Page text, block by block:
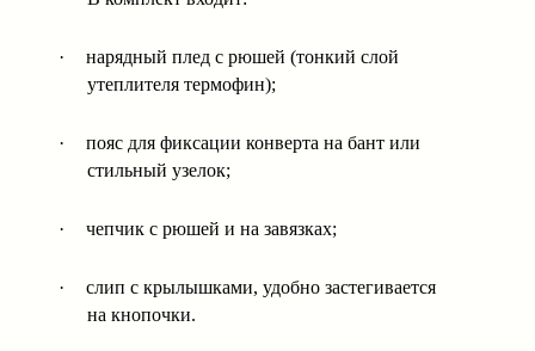
·
нарядный плед с рюшей (тонкий слой
утеплителя термофин);
·
пояс для фиксации конверта на бант или
стильный узелок;
· чепчик с рюшей и на завязках;
·
слип с крылышками, удобно застегивается
на кнопочки.